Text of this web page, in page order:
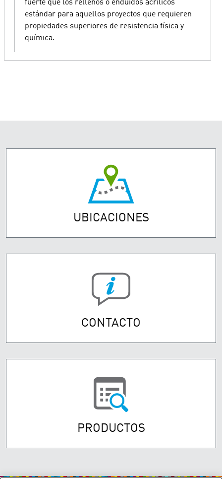
fuerte que los rellenos o enduidos acrílicos
estándar para aquellos proyectos que requieren
propiedades superiores de resistencia física y
química.
UBICACIONES
CONTACTO
PRODUCTOS